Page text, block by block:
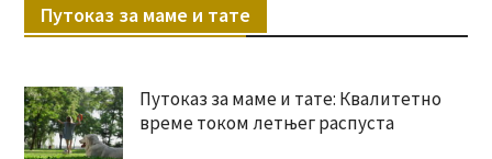
Путоказ за маме и тате
Путоказ за маме и тате: Квалитетно
време током летњег распуста